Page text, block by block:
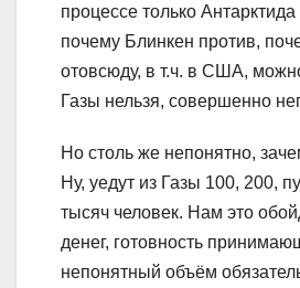
процессе только Антарктида
почему Блинкен против,
отовсюду, в т.ч. в США,
Газы нельзя, совершенно
Но столь же непонятно,
Ну, уедут из Газы 100, 200,
тысяч человек. Нам это
денег, готовность
непонятный объём